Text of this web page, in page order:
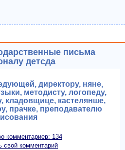
письма
детсда
директору, няне,
методисту, логопеду,
кладовщице, кастелянше,
прачке, преподавателю
комментариев: 134
свой комментарий